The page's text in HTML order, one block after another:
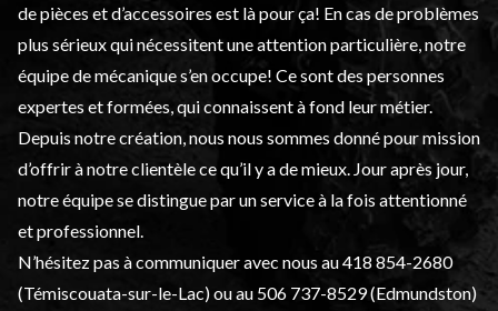
depièces et d’accessoires est là pour ça! En cas de problèmes
plus sérieux qui nécessitent une attention particulière, notre
équipe de mécanique s’en occupe! Ce sont des personnes
expertes et formées, qui connaissent à fond leur métier.
Depuis notre création, nous nous sommes donné pour mission
d’offrir à notre clientèle ce qu’il y a de mieux. Jour après jour,
notre équipe se distingue par un service à la fois attentionné
et professionnel.
N’hésitez pas à communiquer avec nous au418 854-2680
(Témiscouata-sur-le-Lac) ou au 506 737-8529(Edmundston)